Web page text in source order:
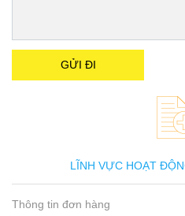
LĨNH VỰC HOẠT
Thông tin đơn hàng